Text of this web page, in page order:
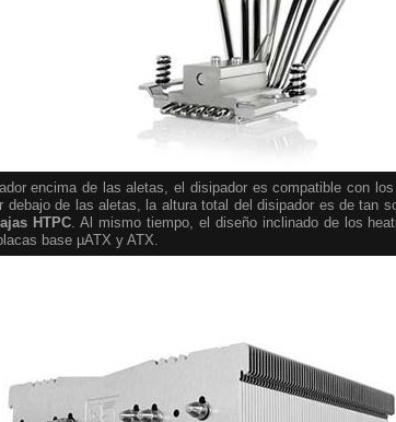
encima de las aletas, el disipador es compatible con
debajo de las aletas, la altura total del disipador es de tan
HTPC . Al mismo tiempo, el diseño inclinado de los
base µATX y ATX.